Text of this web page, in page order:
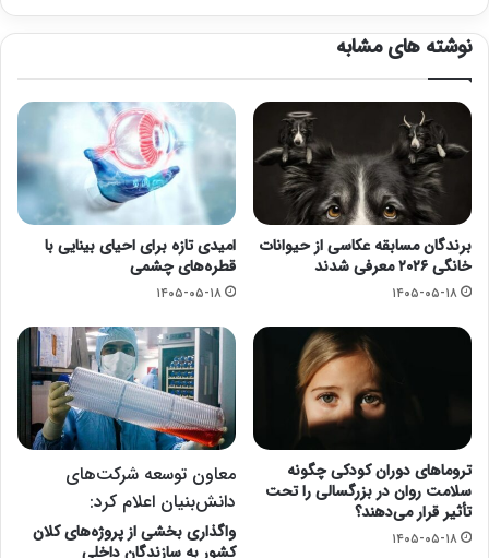
نوشته های مشابه
برندگان مسابقه عکاسی از حیوانات
خانگی ۲۰۲۶ معرفی شدند
۱۴۰۵-۰۵-۱۸
امیدی تازه برای احیای بینایی با
قطره‌های چشمی
۱۴۰۵-۰۵-۱۸
تروماهای دوران کودکی چگونه
سلامت روان در بزرگسالی را تحت
تأثیر قرار می‌دهند؟
۱۴۰۵-۰۵-۱۸
معاون توسعه شرکت‌های
دانش‌بنیان اعلام کرد:
واگذاری بخشی از پروژه‌های کلان
کشور به سازندگان داخلی